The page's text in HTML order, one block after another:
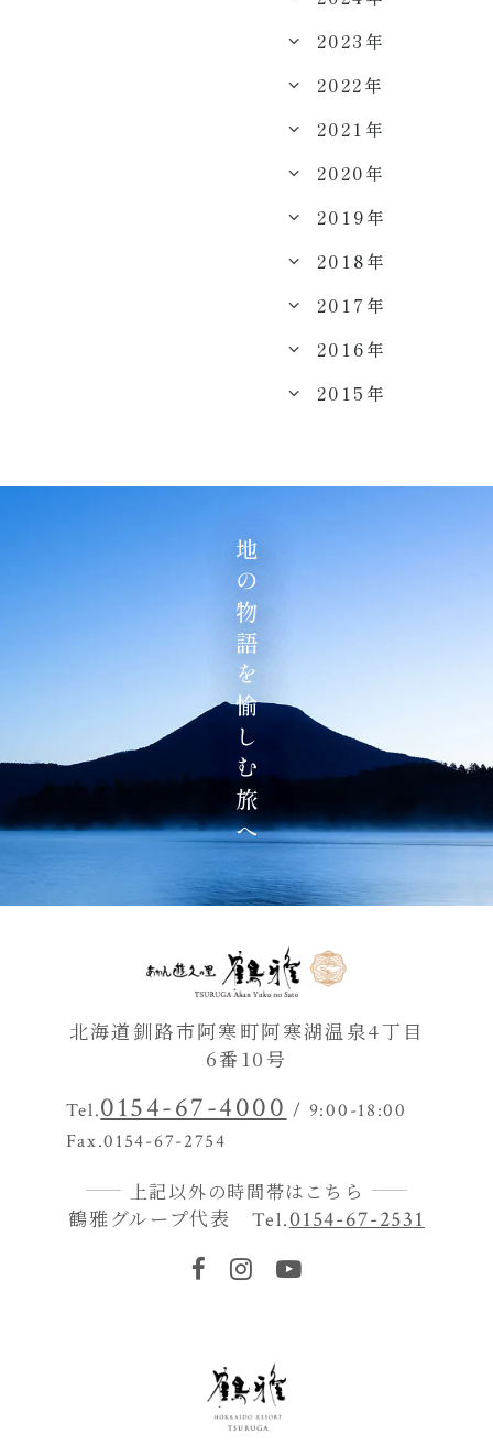
2023年
2022年
2021年
2020年
2019年
2018年
2017年
2016年
2015年
地の物語を愉しむ旅へ
北海道釧路市阿寒町阿寒湖温泉4丁目
6番10号
Tel.0154-67-4000 / 9:00-18:00
Fax.0154-67-2754
上記以外の時間帯はこちら
鶴雅グループ代表 Tel.0154-67-2531